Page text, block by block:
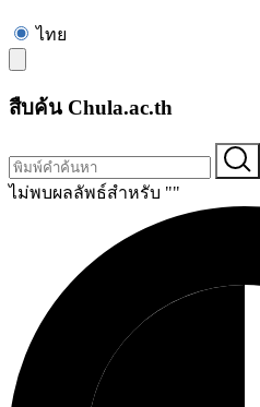
ไทย
สืบค้น Chula.ac.th
ไม่พบผลลัพธ์สำหรับ ""